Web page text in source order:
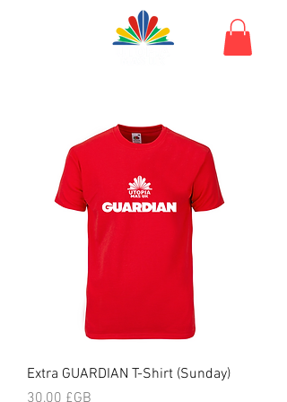
Extra GUARDIAN T-Shirt (Sunday)
Prix
30,00 £GB